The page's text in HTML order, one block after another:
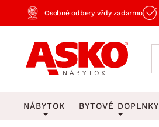
Osobné odbery vždy zadarmo
NÁBYTOK BYTOVÉ DOPLNKY